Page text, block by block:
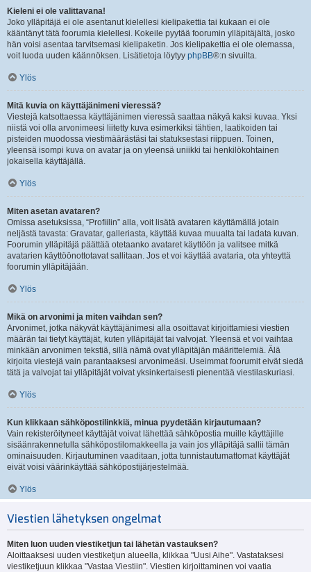
Kieleni ei ole valittavana!
Joko ylläpitäjä ei ole asentanut kielellesi kielipakettia tai kukaan ei ole
kääntänyt tätä foorumia kielellesi. Kokeile pyytää foorumin ylläpitäjältä, josko
hän voisi asentaa tarvitsemasi kielipaketin. Jos kielipakettia ei ole olemassa,
voit luoda uuden käännöksen. Lisätietoja löytyy phpBB®:n sivuilta.
Ylös
Mitä kuvia on käyttäjänimeni vieressä?
Viestejä katsottaessa käyttäjänimen vieressä saattaa näkyä kaksi kuvaa. Yksi
niistä voi olla arvonimeesi liitetty kuva esimerkiksi tähtien, laatikoiden tai
pisteiden muodossa viestimäärästäsi tai statuksestasi riippuen. Toinen,
yleensä isompi kuva on avatar ja on yleensä uniikki tai henkilökohtainen
jokaisella käyttäjällä.
Ylös
Miten asetan avataren?
Omissa asetuksissa, “Profiilin” alla, voit lisätä avataren käyttämällä jotain
neljästä tavasta: Gravatar, galleriasta, käyttää kuvaa muualta tai ladata kuvan.
Foorumin ylläpitäjä päättää otetaanko avataret käyttöön ja valitsee mitkä
avatarien käyttöönottotavat sallitaan. Jos et voi käyttää avataria, ota yhteyttä
foorumin ylläpitäjään.
Ylös
Mikä on arvonimi ja miten vaihdan sen?
Arvonimet, jotka näkyvät käyttäjänimesi alla osoittavat kirjoittamiesi viestien
määrän tai tietyt käyttäjät, kuten ylläpitäjät tai valvojat. Yleensä et voi vaihtaa
minkään arvonimen tekstiä, sillä nämä ovat ylläpitäjän määrittelemiä. Älä
kirjoita viestejä vain parantaaksesi arvonimeäsi. Useimmat foorumit eivät siedä
tätä ja valvojat tai ylläpitäjät voivat yksinkertaisesti pienentää viestilaskuriasi.
Ylös
Kun klikkaan sähköpostilinkkiä, minua pyydetään kirjautumaan?
Vain rekisteröityneet käyttäjät voivat lähettää sähköpostia muille käyttäjille
sisäänrakennetulla sähköpostilomakkeella ja vain jos ylläpitäjä sallii tämän
ominaisuuden. Kirjautuminen vaaditaan, jotta tunnistautumattomat käyttäjät
eivät voisi väärinkäyttää sähköpostijärjestelmää.
Ylös
Viestien lähetyksen ongelmat
Miten luon uuden viestiketjun tai lähetän vastauksen?
Aloittaaksesi uuden viestiketjun alueella, klikkaa "Uusi Aihe". Vastataksesi
viestiketjuun klikkaa "Vastaa Viestiin". Viestien kirjoittaminen voi vaatia